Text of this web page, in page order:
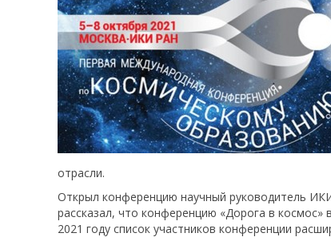
отрасли.
Открыл конференцию научный руководитель
рассказал, что конференцию «Дорога в космос»
2021 году список участников конференции